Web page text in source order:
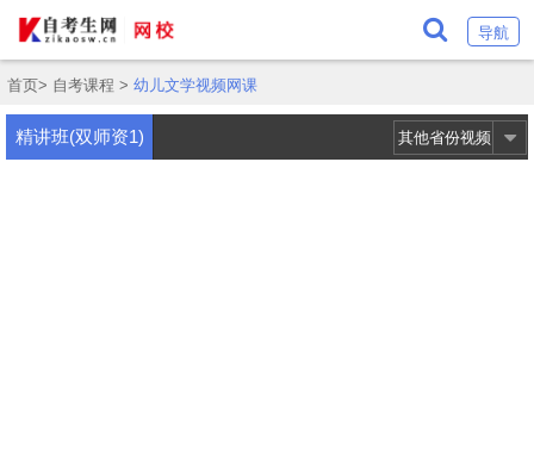
导航
首页> 自考课程 > 幼儿文学视频网课
精讲班(双师资1) 其他省份视频